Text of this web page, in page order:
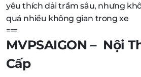
yêu thích dải trầm sâu, nhưng
quá nhiều không gian trong xe
===
MVPSAIGON – Nội
Cấp